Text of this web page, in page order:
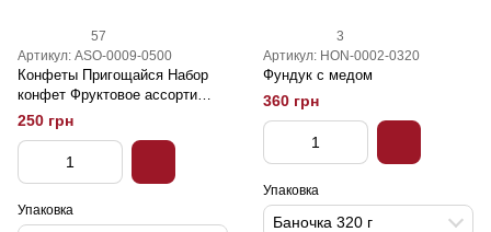
57
Артикул: ASO-0009-0500
Конфеты Пригощайся Набор
конфет Фруктовое ассорти
Ящик 0.5 кг
250 грн
Упаковка
3
Артикул: HON-0002-0320
Фундук с медом
360 грн
Упаковка
Баночка 320 г